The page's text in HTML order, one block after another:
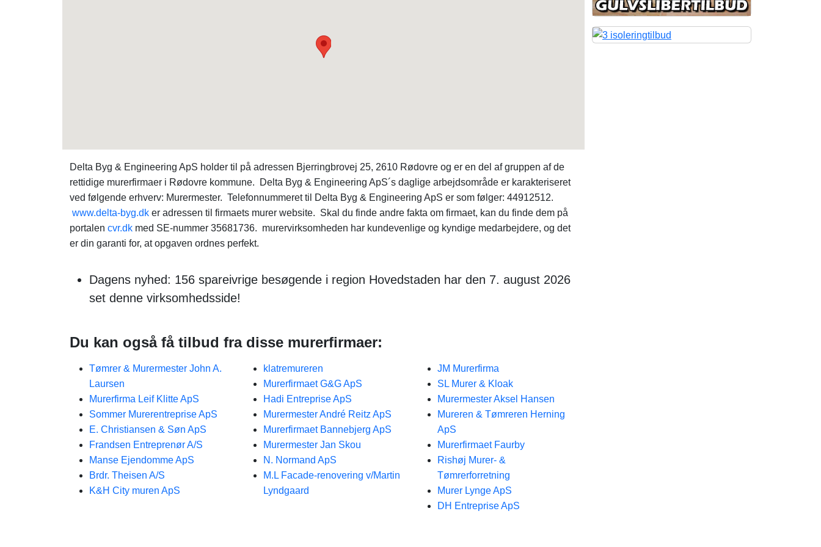
Delta Byg & Engineering ApS holder til på adressen Bjerringbrovej 25, 2610 Rødovre og er en del af gruppen af de
rettidige murerfirmaer i Rødovre kommune. Delta Byg & Engineering ApS´s daglige arbejdsområde er karakteriseret
ved følgende erhverv: Murermester. Telefonnummeret til Delta Byg & Engineering ApS er som følger: 44912512.
www.delta-byg.dk er adressen til firmaets murer website. Skal du finde andre fakta om firmaet, kan du finde dem på
portalen cvr.dk med SE-nummer 35681736. murervirksomheden har kundevenlige og kyndige medarbejdere, og det
er din garanti for, at opgaven ordnes perfekt.
Dagens nyhed: 156 spareivrige besøgende i region Hovedstaden har den 7. august 2026
set denne virksomhedsside!
Du kan også få tilbud fra disse murerfirmaer:
Tømrer & Murermester John A.
Laursen
Murerfirma Leif Klitte ApS
Sommer Murerentreprise ApS
E. Christiansen & Søn ApS
Frandsen Entreprenør A/S
Manse Ejendomme ApS
Brdr. Theisen A/S
K&H City muren ApS
klatremureren
Murerfirmaet G&G ApS
Hadi Entreprise ApS
Murermester André Reitz ApS
Murerfirmaet Bannebjerg ApS
Murermester Jan Skou
N. Normand ApS
M.L Facade-renovering v/Martin
Lyndgaard
JM Murerfirma
SL Murer & Kloak
Murermester Aksel Hansen
Mureren & Tømreren Herning
ApS
Murerfirmaet Faurby
Rishøj Murer- &
Tømrerforretning
Murer Lynge ApS
DH Entreprise ApS